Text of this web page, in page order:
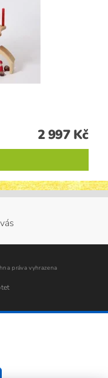
2 997 Kč
práva vyhrazena